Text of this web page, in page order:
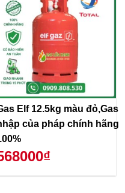
Elf 12.5kg màu đỏ,Gas
của pháp chính hãng